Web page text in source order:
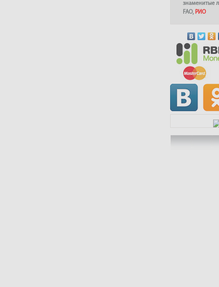
знаменитые
FAO, РИО